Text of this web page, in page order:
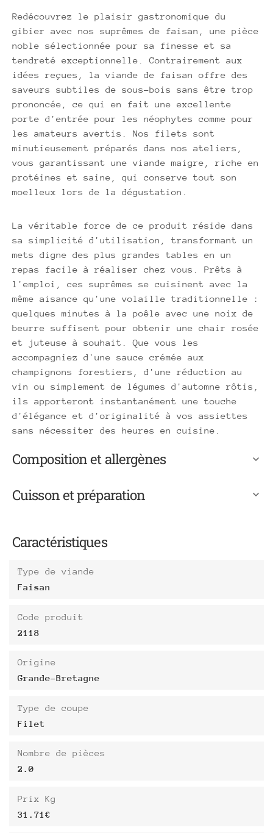
Redécouvrez le plaisir gastronomique du
gibier avec nos suprêmes de faisan, une pièce
noble sélectionnée pour sa finesse et sa
tendreté exceptionnelle. Contrairement aux
idées reçues, la viande de faisan offre des
saveurs subtiles de sous-bois sans être trop
prononcée, ce qui en fait une excellente
porte d'entrée pour les néophytes comme pour
les amateurs avertis. Nos filets sont
minutieusement préparés dans nos ateliers,
vous garantissant une viande maigre, riche en
protéines et saine, qui conserve tout son
moelleux lors de la dégustation.
La véritable force de ce produit réside dans
sa simplicité d'utilisation, transformant un
mets digne des plus grandes tables en un
repas facile à réaliser chez vous. Prêts à
l'emploi, ces suprêmes se cuisinent avec la
même aisance qu'une volaille traditionnelle :
quelques minutes à la poêle avec une noix de
beurre suffisent pour obtenir une chair rosée
et juteuse à souhait. Que vous les
accompagniez d'une sauce crémée aux
champignons forestiers, d'une réduction au
vin ou simplement de légumes d'automne rôtis,
ils apporteront instantanément une touche
d'élégance et d'originalité à vos assiettes
sans nécessiter des heures en cuisine.
Composition et allergènes
Cuisson et préparation
Caractéristiques
Type de viande
Faisan
Code produit
2118
Origine
Grande-Bretagne
Type de coupe
Filet
Nombre de pièces
2.0
Prix Kg
31.71€